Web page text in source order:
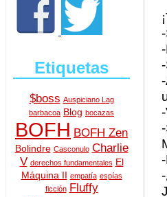
Etiquetas
$boss Auspiciano Lag
barbacoa Blog bocazas
BOFH BOFH Zen
Bolindre Casconulo Charlie
V derechos fundamentales El
Máquina II empatía espías
ficción
Fluffy